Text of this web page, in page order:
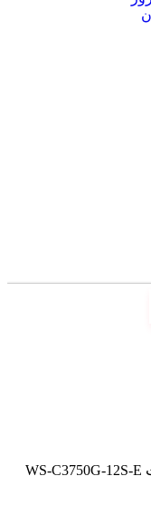
سوئیچ شبکه سیسکو 12 پورت WS-C3750G-12S-E